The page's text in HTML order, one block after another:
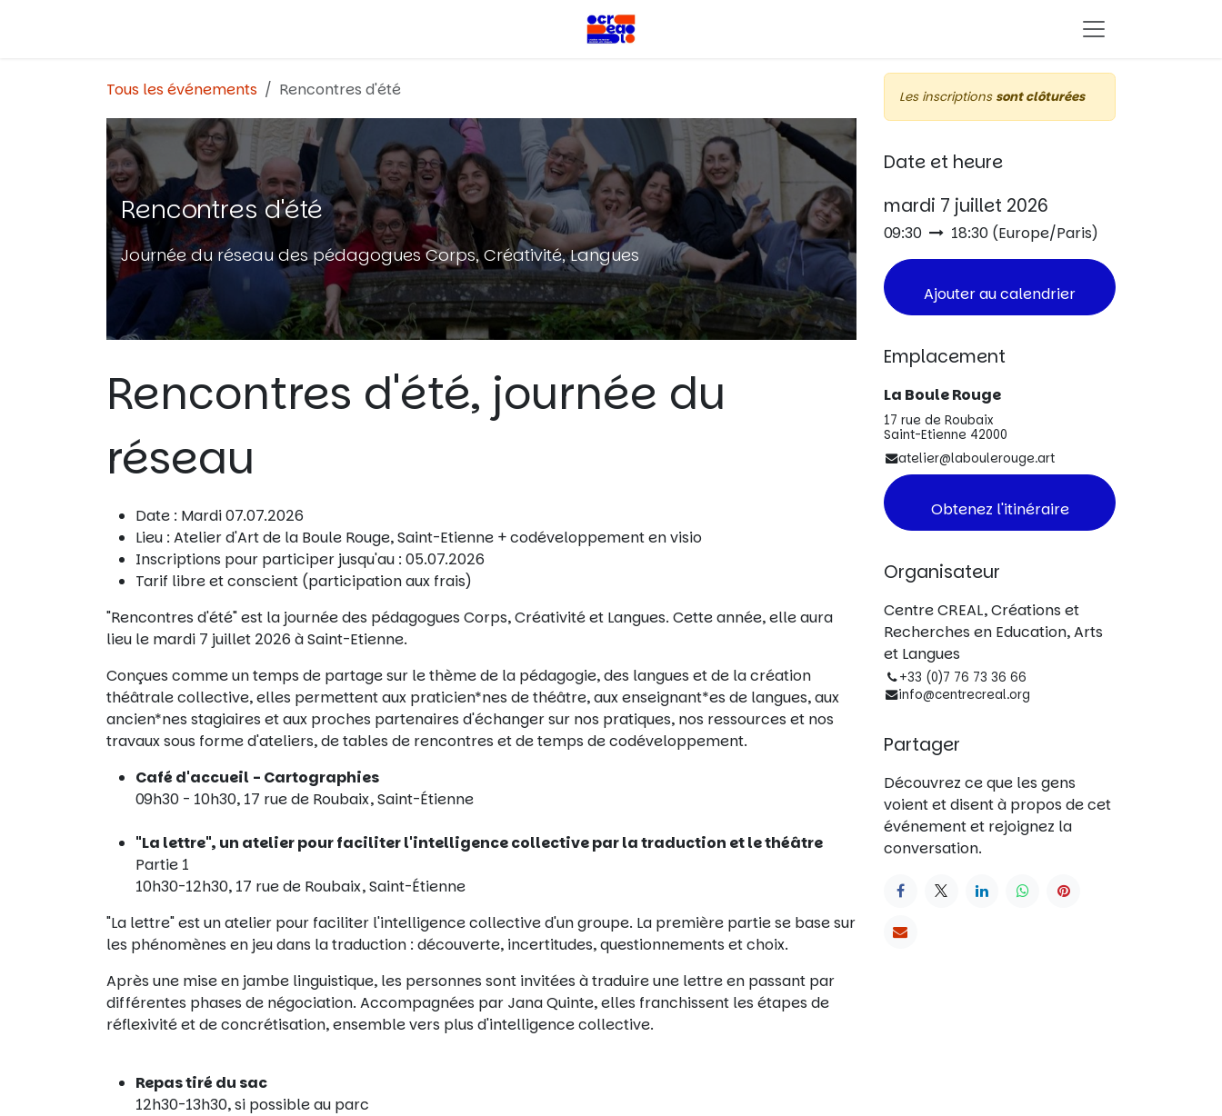
Tous les événements Rencontres d'été
Rencontres d'été
Journée du réseau des pédagogues Corps, Créativité, Langues
Rencontres d'été, journée du
réseau
Date : Mardi 07.07.2026
Lieu : Atelier d'Art de la Boule Rouge, Saint-Etienne + codéveloppement en visio
Inscriptions pour participer jusqu'au : 05.07.2026
Tarif libre et conscient (participation aux frais)
"Rencontres d'été" est la journée des pédagogues Corps, Créativité et Langues. Cette année, elle aura
lieu le mardi 7 juillet 2026 à Saint-Etienne.
Conçues comme un temps de partage sur le thème de la pédagogie, des langues et de la création
théâtrale collective, elles permettent aux praticien*nes de théâtre, aux enseignant*es de langues, aux
ancien*nes stagiaires et aux proches partenaires d'échanger sur nos pratiques, nos ressources et nos
travaux sous forme d'ateliers, de tables de rencontres et de temps de codéveloppement.
Café d'accueil - Cartographies
09h30 - 10h30, 17 rue de Roubaix, Saint-Étienne
"La lettre", un atelier pour faciliter l'intelligence collective par la traduction et le théâtre
Partie 1
10h30-12h30, 17 rue de Roubaix, Saint-Étienne
"La lettre" est un atelier pour faciliter l'intelligence collective d'un groupe. La première partie se base sur
les phénomènes en jeu dans la traduction : découverte, incertitudes, questionnements et choix.
Après une mise en jambe linguistique, les personnes sont invitées à traduire une lettre en passant par
différentes phases de négociation. Accompagnées par Jana Quinte, elles franchissent les étapes de
réflexivité et de concrétisation, ensemble vers plus d'intelligence collective.
Repas tiré du sac
12h30-13h30, si possible au parc
Les inscriptions sont clôturées
Date et heure
mardi 7 juillet 2026
09:30 18:30 (Europe/Paris)
Ajouter au calendrier
Emplacement
La Boule Rouge
17 rue de Roubaix
Saint-Etienne 42000
atelier@laboulerouge.art
Obtenez l'itinéraire
Organisateur
Centre CREAL, Créations et
Recherches en Education, Arts
et Langues
+33 (0)7 76 73 36 66
info@centrecreal.org
Partager
Découvrez ce que les gens
voient et disent à propos de cet
événement et rejoignez la
conversation.